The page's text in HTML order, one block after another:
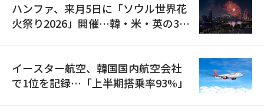
ハンファ、来月5日に「ソウル世界花
火祭り2026」開催…韓・米・英の3カ
イースター航空、韓国国内航空会社
で1位を記録…「上半期搭乗率93%」